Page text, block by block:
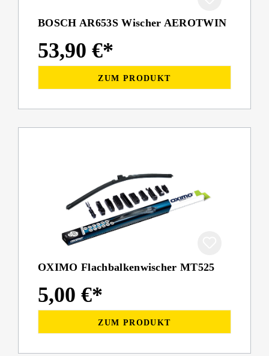
BOSCH AR653S Wischer AEROTWIN
53,90 €*
ZUM PRODUKT
OXIMO Flachbalkenwischer MT525
5,00 €*
ZUM PRODUKT